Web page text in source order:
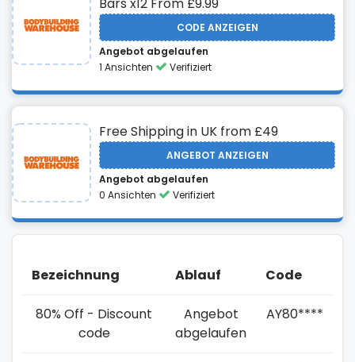
CODE ANZEIGEN
Angebot abgelaufen
1 Ansichten
Verifiziert
Free Shipping in UK from £49
ANGEBOT ANZEIGEN
Angebot abgelaufen
0 Ansichten
Verifiziert
Bezeichnung Ablauf Code
80% Off - Discount
code
Angebot
abgelaufen
AY80****